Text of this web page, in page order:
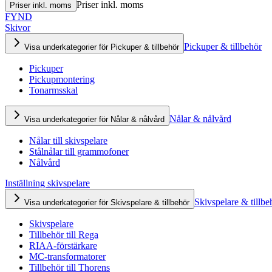
Priser inkl. moms Priser inkl. moms
FYND
Skivor
Visa underkategorier för Pickuper & tillbehör Pickuper & tillbehör
Pickuper
Pickupmontering
Tonarmsskal
Visa underkategorier för Nålar & nålvård Nålar & nålvård
Nålar till skivspelare
Stålnålar till grammofoner
Nålvård
Inställning skivspelare
Visa underkategorier för Skivspelare & tillbehör Skivspelare &
Skivspelare
Tillbehör till Rega
RIAA-förstärkare
MC-transformatorer
Tillbehör till Thorens